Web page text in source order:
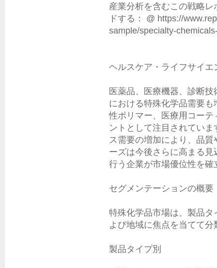
産業分析を含むこの戦略
ドする： @ https://
sample/specialty-
ヘルスケア・ライフサイ
医薬品、医療機器、診断
における特殊化学品需要
性ポリマー、医療用コー
ントとして注目されてい
ス需要の増加により、品
ーズは今後さらに高まる
行う企業が市場優位性を
セグメンテーションの概要
特殊化学品市場は、製品
よび地域に焦点を当てて
製品タイプ別